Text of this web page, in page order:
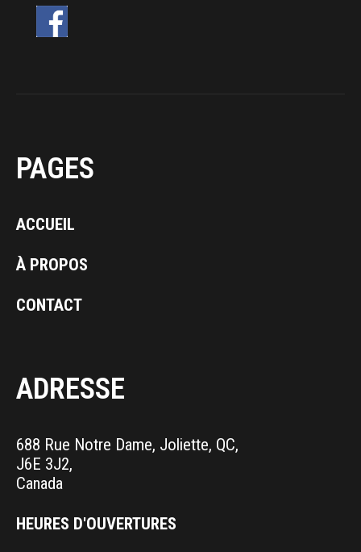
PAGES
ACCUEIL
À PROPOS
CONTACT
ADRESSE
688 Rue Notre Dame, Joliette, QC,
J6E 3J2,
Canada
HEURES D'OUVERTURES